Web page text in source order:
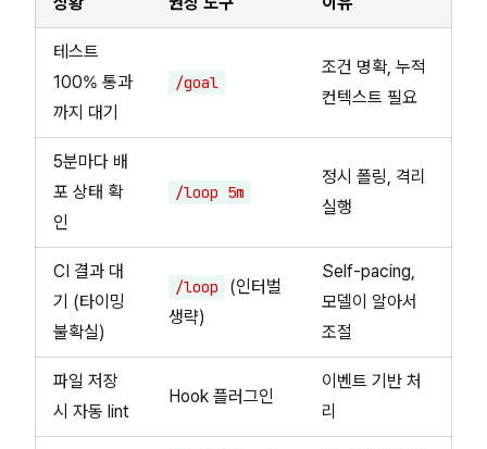
테스트
100% 통과
까지 대기
/goal
조건 명확, 누적
컨텍스트 필요
5분마다 배
포 상태 확
인
/loop 5m
정시 폴링, 격리
실행
CI 결과 대
기 (타이밍
불확실)
/loop
(인터벌
생략)
Self-pacing,
모델이 알아서
조절
파일 저장
시 자동 lint
Hook 플러그인
이벤트 기반 처
리